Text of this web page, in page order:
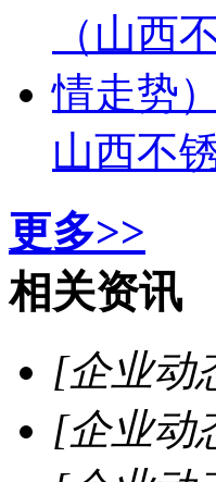
山西不
更多>>
相关资讯
[企业动
[企业动